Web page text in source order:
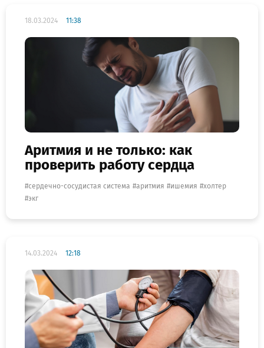
18.03.2024 11:38
Аритмия и не только: как
проверить работу сердца
сердечно-сосудистая система аритмия ишемия
холтер
экг
14.03.2024 12:18